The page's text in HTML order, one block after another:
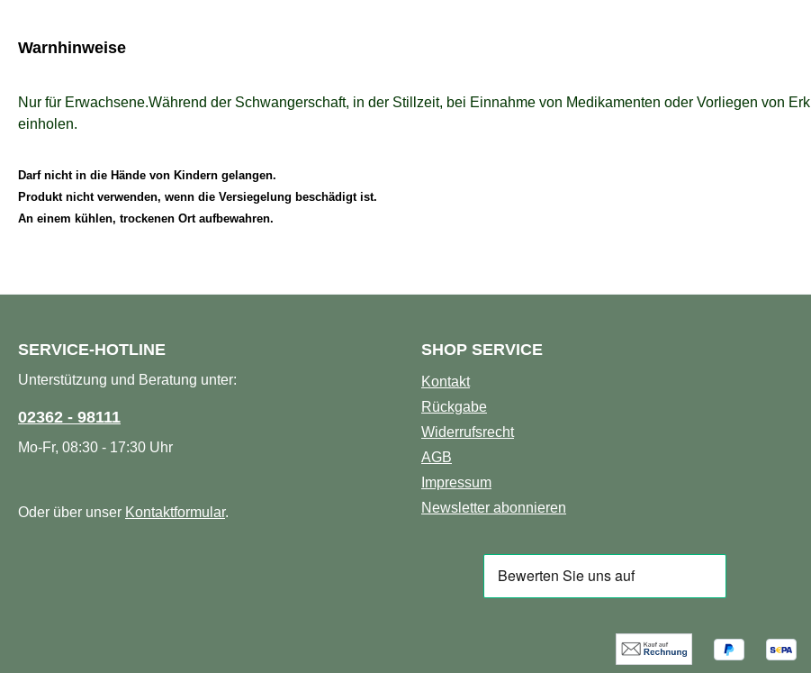
Warnhinweise
Nur für Erwachsene.Während der Schwangerschaft, in der Stillzeit, bei Einnahme von Medikamenten oder Vorliegen von
einholen.
Darf nicht in die Hände von Kindern gelangen.
Produkt nicht verwenden, wenn die Versiegelung beschädigt ist.
An einem kühlen, trockenen Ort aufbewahren.
SERVICE-HOTLINE
Unterstützung und Beratung unter:
02362 - 98111
Mo-Fr, 08:30 - 17:30 Uhr
Oder über unser Kontaktformular.
SHOP SERVICE
Kontakt
Rückgabe
Widerrufsrecht
AGB
Impressum
Newsletter abonnieren